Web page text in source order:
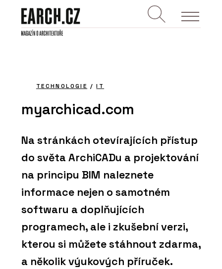
TECHNOLOGIE /IT
myarchicad.com
Na stránkách otevírajících přístup
do světa ArchiCADu a projektování
na principu BIM naleznete
informace nejen o samotném
softwaru a doplňujících
programech, ale i zkušební verzi,
kterou si můžete stáhnout zdarma,
a několik výukových příruček.